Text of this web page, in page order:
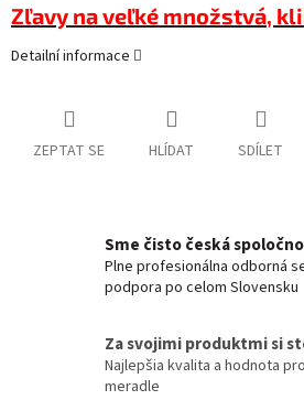
Zľavy na veľké množstvá,
Detailní informace
ZEPTAT SE HLÍDAT SDÍLET
Sme čisto česká
Plne profesionálna odborná
podpora po celom Slovensku
Za svojimi produktmi si
Najlepšia kvalita a hodnota
meradle